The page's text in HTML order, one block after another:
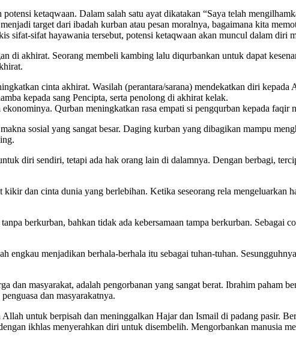
ketaqwaan. Dalam salah satu ayat dikatakan “Saya telah
target dari ibadah kurban atau pesan moralnya, bagaimana kita
sifat-sifat hayawania tersebut, potensi ketaqwaan akan muncul dalam diri
di akhirat. Seorang membeli kambing lalu diqurbankan untuk dapat
cinta akhirat. Wasilah (perantara/sarana) mendekatkan diri
kepada sang Pencipta, serta penolong di akhirat kelak.
Qurban meningkatkan rasa empati si pengqurban kepada faqir
sosial yang sangat besar. Daging kurban yang dibagikan mampu
diri sendiri, tetapi ada hak orang lain di dalamnya. Dengan berbagi,
dan cinta dunia yang berlebihan. Ketika seseorang rela mengeluarkan
berkurban, bahkan tidak ada kebersamaan tampa berkurban. Sebagai
engkau menjadikan berhala-berhala itu sebagai tuhan-tuhan.
dan masyarakat, adalah pengorbanan yang sangat berat. Ibrahim paham
dan masyarakatnya.
untuk berpisah dan meninggalkan Hajar dan Ismail di padang pasir.
ikhlas menyerahkan diri untuk disembelih. Mengorbankan manusia